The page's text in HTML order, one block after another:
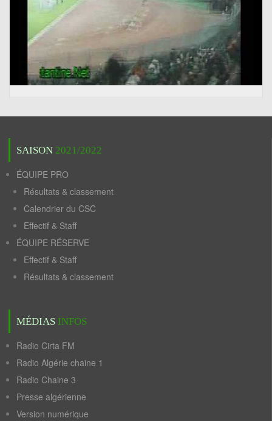
SAISON 2021/2022
ÉQUIPE PRO
Résultats & classement
Calendrier du CSC
Effectif & Staff
ÉQUIPE RÉSERVE
Effectif & Staff
Résultats & classement
MÉDIAS INFOS
Radio Cirta FM
Radio Algérie chaine 1
Radio Chaine 3
Presse algérienne
Version numérique